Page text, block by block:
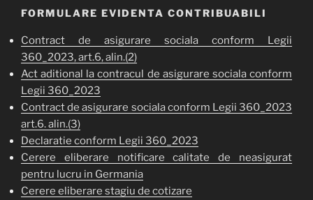
FORMULARE EVIDENTA CONTRIBUABILI
Contract de asigurare sociala conform Legii
360_2023, art.6, alin.(2)
Act aditional la contracul de asigurare sociala conform
Legii 360_2023
Contract de asigurare sociala conform Legii 360_2023
art.6. alin.(3)
Declaratie conform Legii 360_2023
Cerere eliberare notificare calitate de neasigurat
pentru lucru in Germania
Cerere eliberare stagiu de cotizare